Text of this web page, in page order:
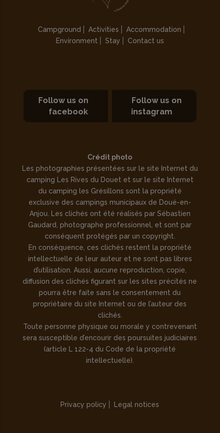
Campground Activities
Accommodation
Environment
Stay Contact us
Follow us on
facebook
Follow us on
instagram
Crédit photo
Les photographies présentées sur le site Internet du
camping Les Rives du Douet et sur le site Internet
du camping les Grésillons sont la propriété
exclusive des campings municipaux de Doué-en-
Anjou. Les clichés ont été réalisés par Sébastien
Gaudard, photographe professionnel, et sont par
conséquent protégés par un copyright.
En conséquence, ces clichés restent la propriété
intellectuelle de leur auteur et ne sont pas libres
d’utilisation. Aussi, aucune reproduction, copie,
diffusion des clichés figurant sur les sites précités ne
pourra être faite sans le consentement du
propriétaire du site Internet ou de l’auteur des
clichés.
Toute personne physique ou morale y contrevenant
sera susceptible d’encourir des poursuites judiciaires
(article L 122-4 du Code de la propriété
intellectuelle).
Privacy policy Legal notices